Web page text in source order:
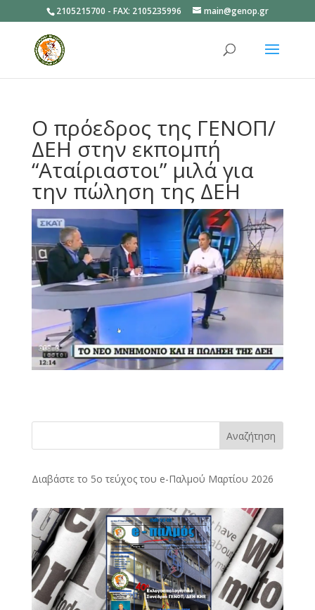
2105215700 - FAX: 2105235996 main@genop.gr
Ο πρόεδρος της ΓΕΝΟΠ/
ΔΕΗ στην εκπομπή
“Αταίριαστοι” μιλά για
την πώληση της ΔΕΗ
Αναζήτηση
Διαβάστε το 5ο τεύχος του e-Παλμού Μαρτίου 2026